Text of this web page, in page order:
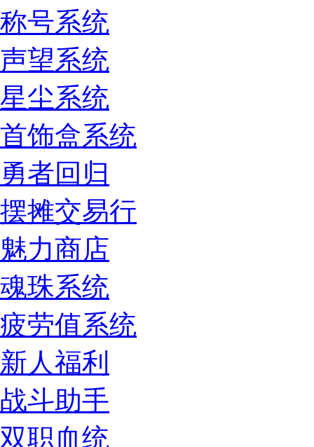
称号系统
声望系统
星尘系统
首饰盒系统
勇者回归
摆摊交易行
魅力商店
魂珠系统
疲劳值系统
新人福利
战斗助手
双职血统